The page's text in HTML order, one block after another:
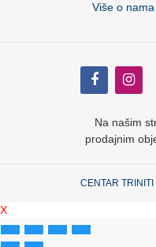
Više o nama
Na našim
prodajnim
CENTAR
X